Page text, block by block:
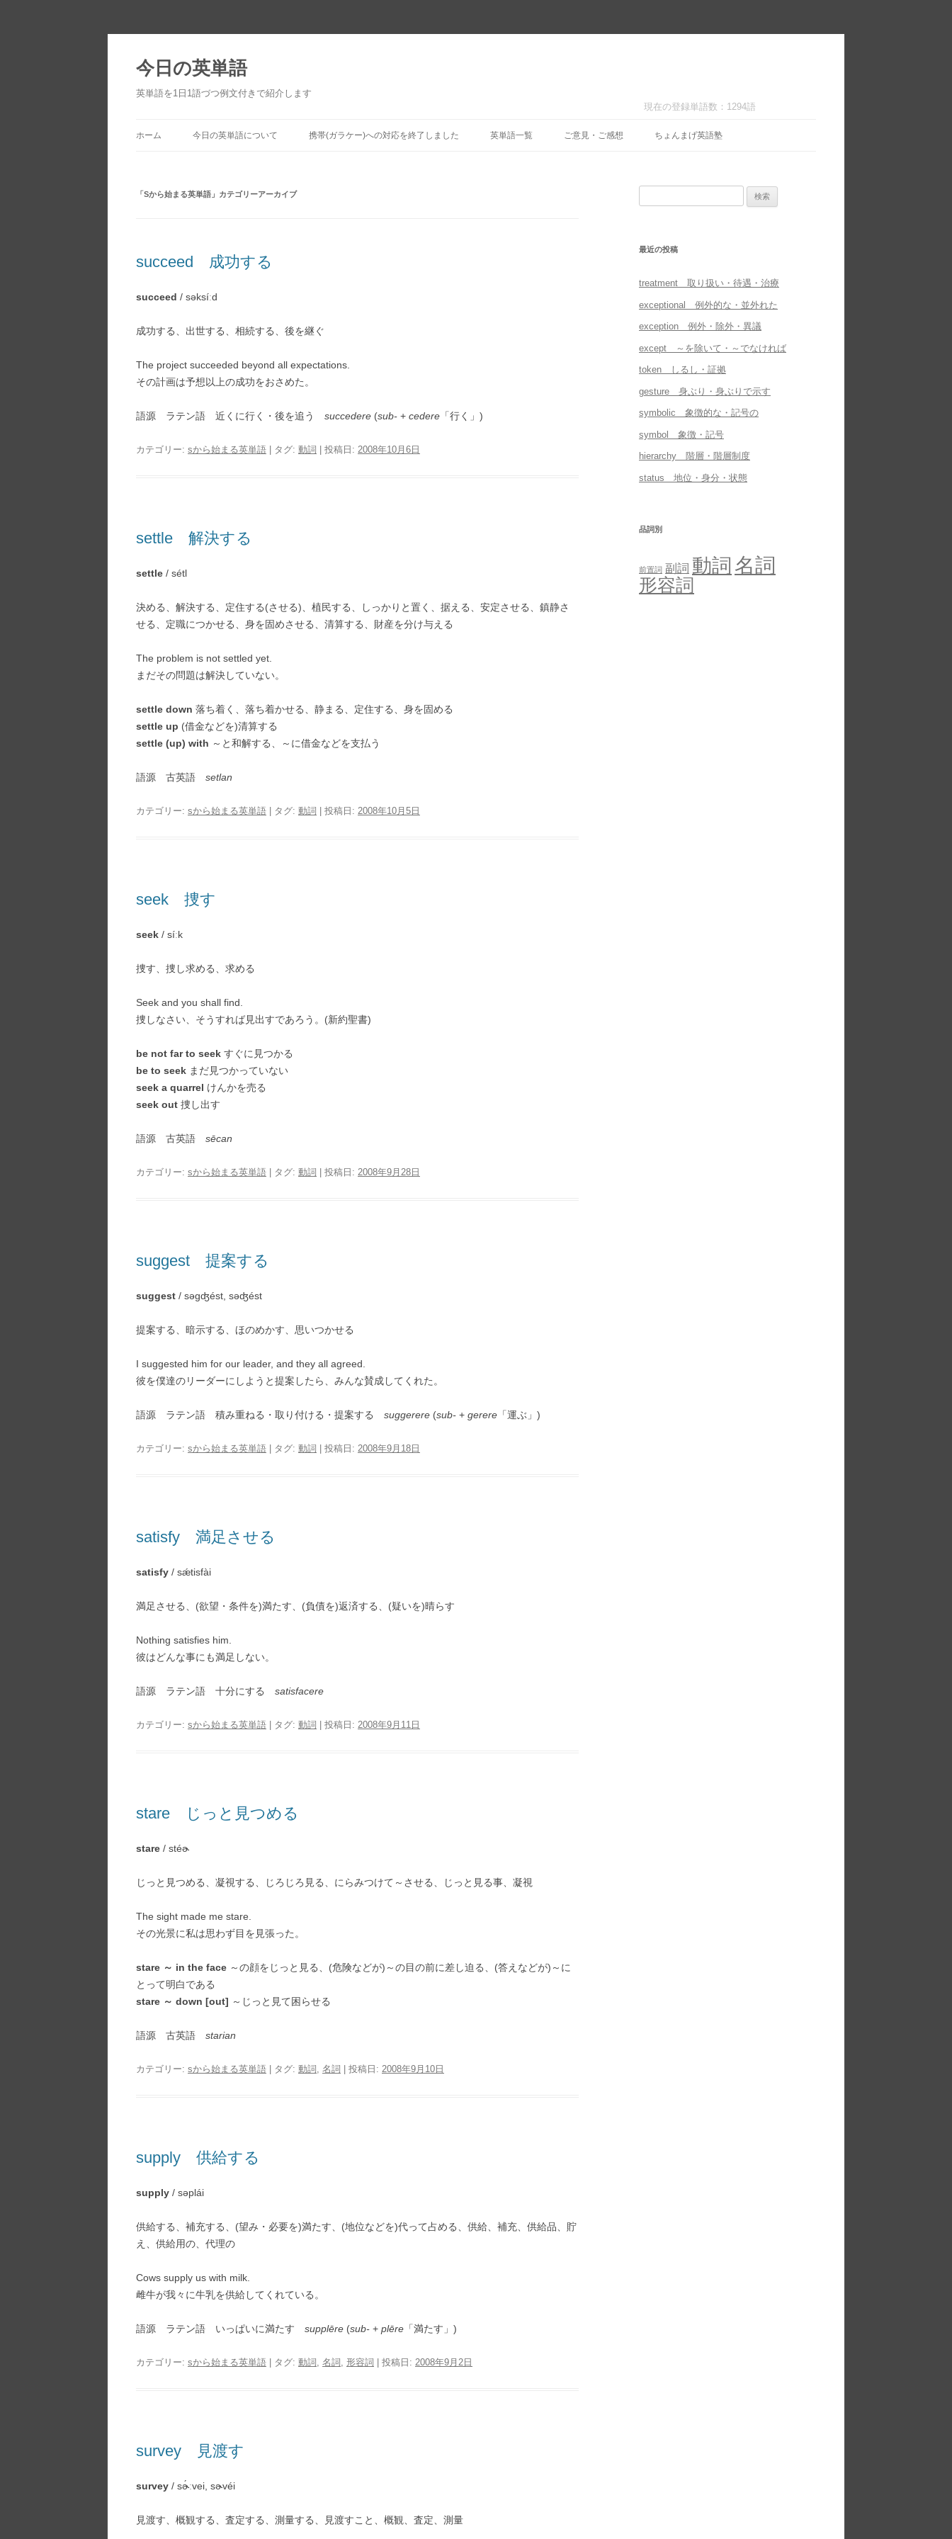
今日の英単語
英単語を1日1語づつ例文付きで紹介します
現在の登録単語数：1294語
ホーム 今日の英単語について 携帯(ガラケー)への対応を終了しました 英単語一覧 ご意見・ご感想 ちょんまげ英語塾
「Sから始まる英単語 」カテゴリーアーカイブ
succeed 成功する
succeed / səksíːd
成功する、出世する、相続する、後を継ぐ
The project succeeded beyond all expectations.
その計画は予想以上の成功をおさめた。
語源 ラテン語 近くに行く・後を追う succedere (sub- + cedere 「行く」)
カテゴリー: sから始まる英単語 | タグ: 動詞 | 投稿日: 2008年10月6日
settle 解決する
settle / sétl
決める、解決する、定住する(させる)、植民する、しっかりと置く、据える、安定させる、鎮静さ
せる、定職につかせる、身を固めさせる、清算する、財産を分け与える
The problem is not settled yet.
まだその問題は解決していない。
settle down 落ち着く、落ち着かせる、静まる、定住する、身を固める
settle up (借金などを)清算する
settle (up) with ～と和解する、～に借金などを支払う
語源 古英語 setlan
カテゴリー: sから始まる英単語 | タグ: 動詞 | 投稿日: 2008年10月5日
seek 捜す
seek / síːk
捜す、捜し求める、求める
Seek and you shall find.
捜しなさい、そうすれば見出すであろう。(新約聖書)
be not far to seek すぐに見つかる
be to seek まだ見つかっていない
seek a quarrel けんかを売る
seek out 捜し出す
語源 古英語 sēcan
カテゴリー: sから始まる英単語 | タグ: 動詞 | 投稿日: 2008年9月28日
suggest 提案する
suggest / səgʤést, səʤést
提案する、暗示する、ほのめかす、思いつかせる
I suggested him for our leader, and they all agreed.
彼を僕達のリーダーにしようと提案したら、みんな賛成してくれた。
語源 ラテン語 積み重ねる・取り付ける・提案する suggerere (sub- + gerere 「運ぶ」)
カテゴリー: sから始まる英単語 | タグ: 動詞 | 投稿日: 2008年9月18日
satisfy 満足させる
satisfy / sǽtisfài
満足させる、(欲望・条件を)満たす、(負債を)返済する、(疑いを)晴らす
Nothing satisfies him.
彼はどんな事にも満足しない。
語源 ラテン語 十分にする satisfacere
カテゴリー: sから始まる英単語 | タグ: 動詞 | 投稿日: 2008年9月11日
stare じっと見つめる
stare / stéɚ
じっと見つめる、凝視する、じろじろ見る、にらみつけて～させる、じっと見る事、凝視
The sight made me stare.
その光景に私は思わず目を見張った。
stare ～ in the face ～の顔をじっと見る、(危険などが)～の目の前に差し迫る、(答えなどが)～に
とって明白である
stare ～ down [out] ～じっと見て困らせる
語源 古英語 starian
カテゴリー: sから始まる英単語 | タグ: 動詞 , 名詞 | 投稿日: 2008年9月10日
supply 供給する
supply / səplái
供給する、補充する、(望み・必要を)満たす、(地位などを)代って占める、供給、補充、供給品、貯
え、供給用の、代理の
Cows supply us with milk.
雌牛が我々に牛乳を供給してくれている。
語源 ラテン語 いっぱいに満たす supplēre (sub- + plēre 「満たす」)
カテゴリー: sから始まる英単語 | タグ: 動詞 , 名詞 , 形容詞 | 投稿日: 2008年9月2日
survey 見渡す
survey / sɚ́ːvei, sɚvéi
見渡す、概観する、査定する、測量する、見渡すこと、概観、査定、測量
最近の投稿
treatment 取り扱い・待遇・治療
exceptional 例外的な・並外れた
exception 例外・除外・異議
except ～を除いて・～でなければ
token しるし・証拠
gesture 身ぶり・身ぶりで示す
symbolic 象徴的な・記号の
symbol 象徴・記号
hierarchy 階層・階層制度
status 地位・身分・状態
品詞別
前置詞 副詞 動詞 名詞
形容詞